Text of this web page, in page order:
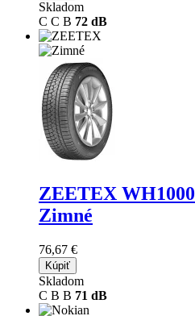
Skladom
C C B 72 dB
ZEETEX WH1000
Zimné
76,67 €
Kúpiť
Skladom
C B B 71 dB